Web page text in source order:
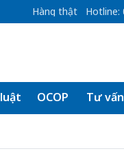
Hàng thật Hotline:
OCOP Tư vấn